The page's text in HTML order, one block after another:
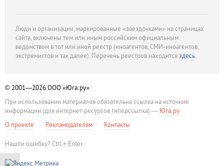
Люди и организации, маркированные «звездочками» на страницах
сайта, включены тем или иным российским официальным
ведомством в тот или иной реестр (иноагентов, СМИ-иноагентов,
экстремистов и так далее). Перечень реестров находитсяздесь.
© 2001—2026ООО «Юга.ру»
При использовании материалов обязательна ссылка на источник
информации (для интернет-ресурсов гиперссылка) — Юга.ру
О проекте
Рекламодателям Контакты
Нашли ошибку? Ctrl + Enter